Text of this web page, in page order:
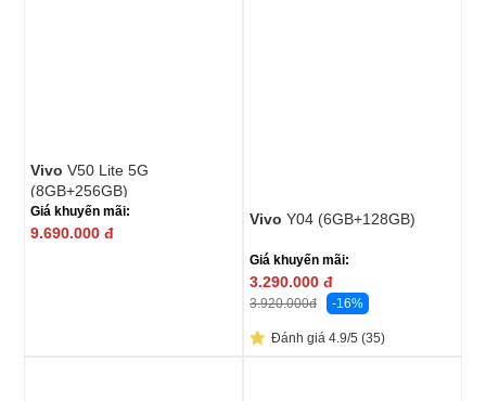
Vivo V50 Lite 5G
(8GB+256GB)
Giá khuyến mãi:
9.690.000 đ
Vivo Y04 (6GB+128GB)
Giá khuyến mãi:
3.290.000 đ
3.920.000đ -16%
Đánh giá 4.9/5 (35)